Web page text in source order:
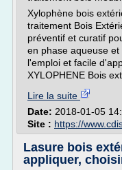
Xylophène bois
traitement Bois
préventif et curatif
en phase aqueuse
l'emploi et facile
XYLOPHENE Bois
Lire la suite
Date: 2018-01-05
Site : https://
Lasure bois
appliquer,